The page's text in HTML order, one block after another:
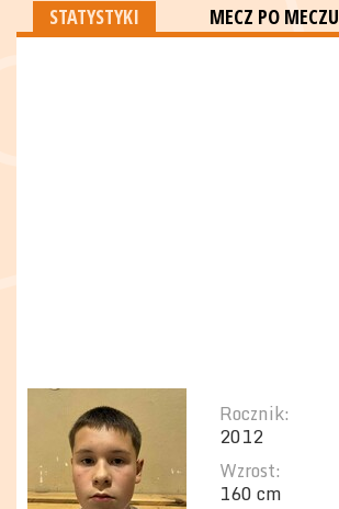
STATYSTYKI MECZ PO MECZU
Rocznik:
2012
Wzrost:
160 cm